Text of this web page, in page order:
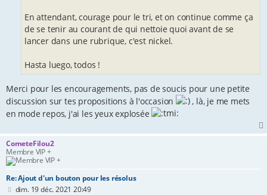
En attendant, courage pour le tri, et on continue comme ça
de se tenir au courant de qui nettoie quoi avant de se
lancer dans une rubrique, c'est nickel.
Hasta luego, todos !
Merci pour les encouragements, pas de soucis pour une petite
discussion sur tes propositions à l'occasion
, là, je me mets
en mode repos, j'ai les yeux explosée
CometeFilou2
Membre VIP +
Re: Ajout d'un bouton pour les résolus
M
dim. 19 déc. 2021 20:49